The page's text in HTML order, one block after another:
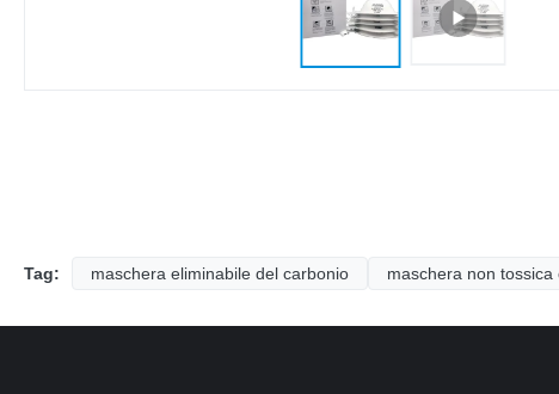
Tag: maschera eliminabile del carbonio maschera non